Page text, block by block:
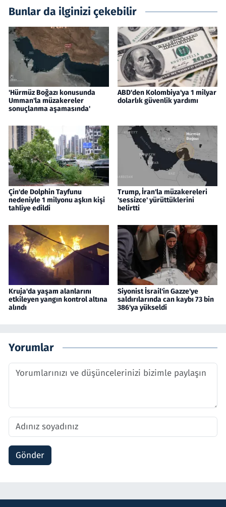
Bunlar da ilginizi çekebilir
'Hürmüz Boğazı konusunda
Umman'la müzakereler
sonuçlanma aşamasında'
ABD'den Kolombiya'ya 1 milyar
dolarlık güvenlik yardımı
Çin'de Dolphin Tayfunu
nedeniyle 1 milyonu aşkın kişi
tahliye edildi
Trump, İran'la müzakereleri
'sessizce' yürüttüklerini
belirtti
Kruja'da yaşam alanlarını
etkileyen yangın kontrol altına
alındı
Siyonist İsrail'in Gazze'ye
saldırılarında can kaybı 73 bin
386'ya yükseldi
Yorumlar
Gönder